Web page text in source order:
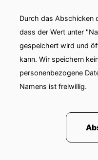
Durch das Abschicken
dass der Wert unter
gespeichert wird und
kann. Wir speichern
personenbezogene
Namens ist freiwillig.